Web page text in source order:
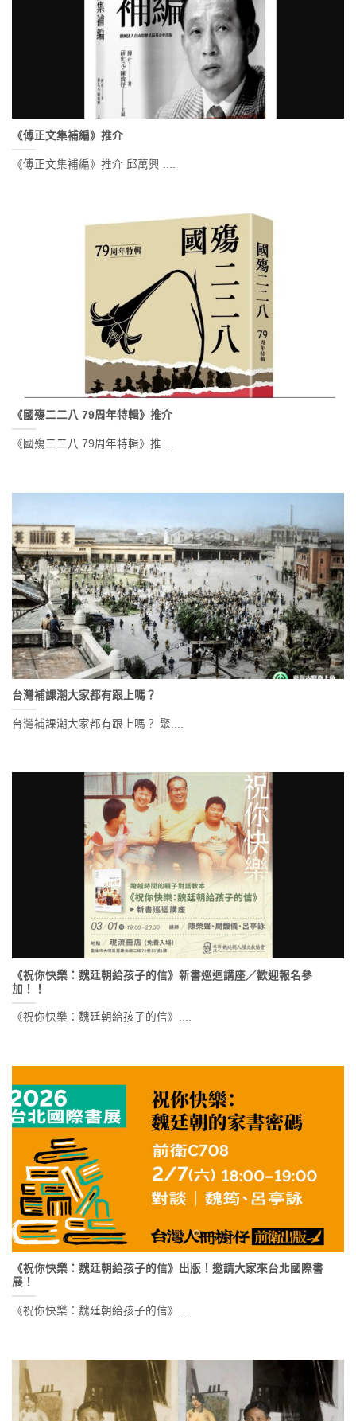
《傅正文集補編》推介
《傅正文集補編》推介 邱萬興 ....
《國殤二二八 79周年特輯》推介
《國殤二二八 79周年特輯》推....
台灣補課潮大家都有跟上嗎？
台灣補課潮大家都有跟上嗎？ 聚....
《祝你快樂：魏廷朝給孩子的信》新書巡迴講座／歡迎報名參
加！！
《祝你快樂：魏廷朝給孩子的信》....
《祝你快樂：魏廷朝給孩子的信》出版！邀請大家來台北國際書
展！
《祝你快樂：魏廷朝給孩子的信》....